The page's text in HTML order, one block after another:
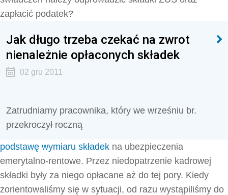
zapłacić podatek?
Jak długo trzeba czekać na zwrot
nienależnie opłaconych składek
02 gru 2011
Zatrudniamy pracownika, który we wrześniu br.
przekroczył roczną
podstawę wymiaru składek na ubezpieczenia
emerytalno-rentowe. Przez niedopatrzenie kadrowej
składki były za niego opłacane aż do tej pory. Kiedy
zorientowaliśmy się w sytuacji, od razu wystąpiliśmy do